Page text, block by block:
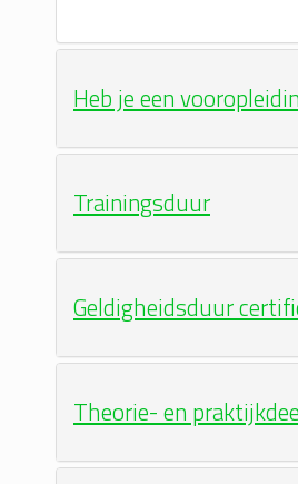
Heb je een
Trainingsduur
Geldigheidsduur
Theorie- en